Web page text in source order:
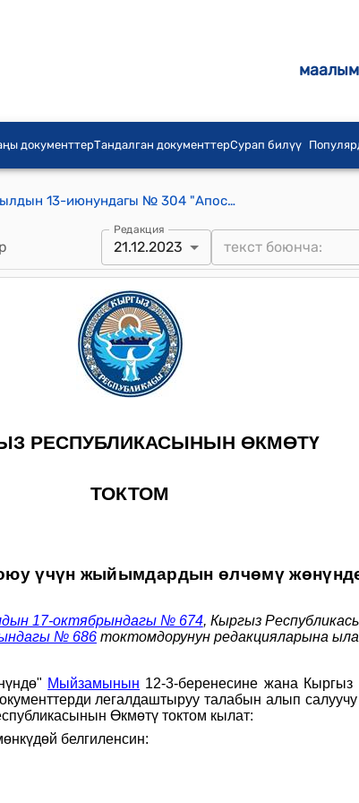
документтерТандалган документтерСурап билүү
Кыргыз Республикасынын Өкмөтүнүн 2011-жылдын 13-июнундагы № 304 "Апостиль коюу үчүн жыйымдардын өлчөмү жөнүндө" токтому
Редакция
21.12.2023